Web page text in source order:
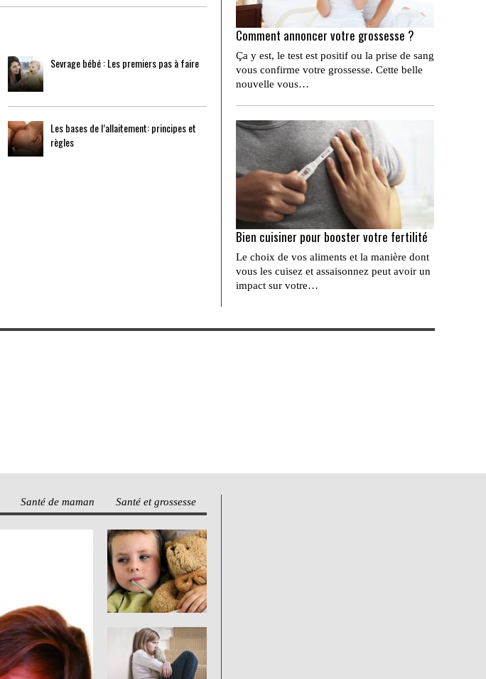
Sevrage bébé : Les premiers pas à faire
Les bases de l’allaitement: principes et
règles
Comment annoncer votre grossesse ?
Ça y est, le test est positif ou la prise de sang
vous confirme votre grossesse. Cette belle
nouvelle vous…
Bien cuisiner pour booster votre fertilité
Le choix de vos aliments et la manière dont
vous les cuisez et assaisonnez peut avoir un
impact sur votre…
Santé de maman Santé et grossesse